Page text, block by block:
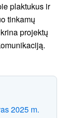
plaktukus ir
tinkamų
projektų
2025 m.